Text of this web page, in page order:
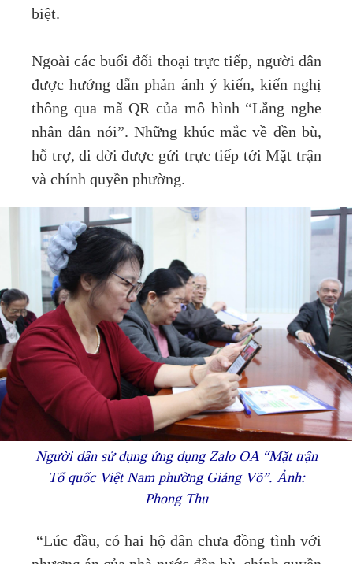
biệt.
Ngoài các buổi đối thoại trực tiếp, người dân
được hướng dẫn phản ánh ý kiến, kiến nghị
thông qua mã QR của mô hình “Lắng nghe
nhân dân nói”. Những khúc mắc về đền bù,
hỗ trợ, di dời được gửi trực tiếp tới Mặt trận
và chính quyền phường.
Người dân sử dụng ứng dụng Zalo OA “Mặt trận
Tổ quốc Việt Nam phường Giảng Võ”. Ảnh:
Phong Thu
“Lúc đầu, có hai hộ dân chưa đồng tình với